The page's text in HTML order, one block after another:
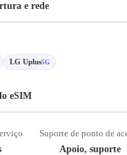
e rede
LG Uplus5G
eSIM
Suporte de ponto de
Apoio, suporte